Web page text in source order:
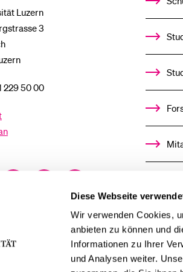
Diese Webseite
Wir verwenden Cookies,
anbieten zu können und
Informationen zu Ihrer
und Analysen weiter.
Luzern
3
229 50 00